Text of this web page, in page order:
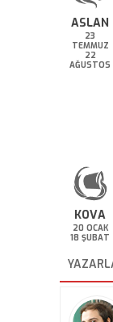
ASLAN
23
TEMMUZ
22
AĞUSTOS
KOVA
20 OCAK
18 ŞUBAT